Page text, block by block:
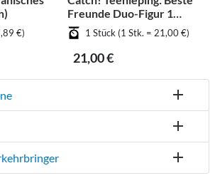
€)
Freunde Duo-Figur 1
Stück (zufällig)
1 Stück (1 Stk. = 21,00 €)
21,00 €